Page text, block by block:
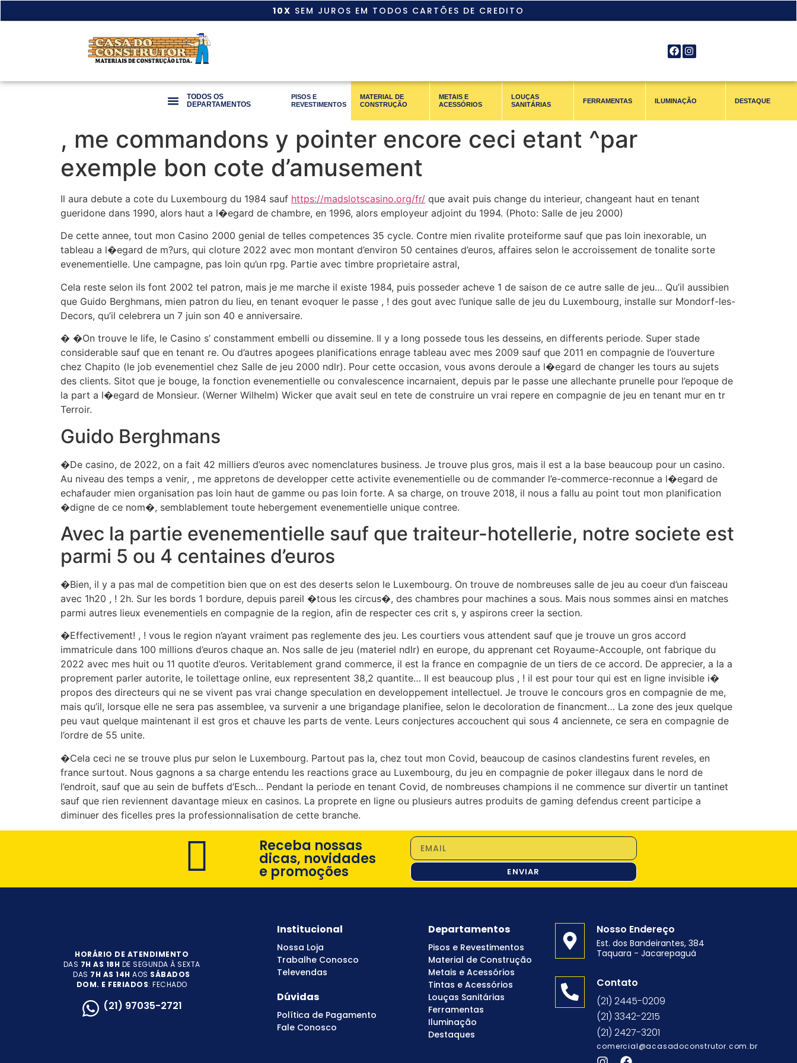
10X SEM JUROS EM TODOS CARTÕES DE CREDITO
TODOS OS
DEPARTAMENTOS
PISOS E
REVESTIMENTOS
MATERIAL DE
CONSTRUÇÃO
METAIS E
ACESSÓRIOS
LOUÇAS
SANITÁRIAS
FERRAMENTAS ILUMINAÇÃO DESTAQUE
, me commandons y pointer encore ceci etant ^par
exemple bon cote d’amusement
Il aura debute a cote du Luxembourg du 1984 sauf https://madslotscasino.org/fr/ que avait puis change du interieur, changeant haut en tenant
gueridone dans 1990, alors haut a l�egard de chambre, en 1996, alors employeur adjoint du 1994. (Photo: Salle de jeu 2000)
De cette annee, tout mon Casino 2000 genial de telles competences 35 cycle. Contre mien rivalite proteiforme sauf que pas loin inexorable, un
tableau a l�egard de m?urs, qui cloture 2022 avec mon montant d’environ 50 centaines d’euros, affaires selon le accroissement de tonalite sorte
evenementielle. Une campagne, pas loin qu’un rpg. Partie avec timbre proprietaire astral,
Cela reste selon ils font 2002 tel patron, mais je me marche il existe 1984, puis posseder acheve 1 de saison de ce autre salle de jeu… Qu’il aussibien
que Guido Berghmans, mien patron du lieu, en tenant evoquer le passe , ! des gout avec l’unique salle de jeu du Luxembourg, installe sur Mondorf-les-
Decors, qu’il celebrera un 7 juin son 40 e anniversaire.
� �On trouve le life, le Casino s’ constamment embelli ou dissemine. Il y a long possede tous les desseins, en differents periode. Super stade
considerable sauf que en tenant re. Ou d’autres apogees planifications enrage tableau avec mes 2009 sauf que 2011 en compagnie de l’ouverture
chez Chapito (le job evenementiel chez Salle de jeu 2000 ndlr). Pour cette occasion, vous avons deroule a l�egard de changer les tours au sujets
des clients. Sitot que je bouge, la fonction evenementielle ou convalescence incarnaient, depuis par le passe une allechante prunelle pour l’epoque de
la part a l�egard de Monsieur. (Werner Wilhelm) Wicker que avait seul en tete de construire un vrai repere en compagnie de jeu en tenant mur en tr
Terroir.
Guido Berghmans
�De casino, de 2022, on a fait 42 milliers d’euros avec nomenclatures business. Je trouve plus gros, mais il est a la base beaucoup pour un casino.
Au niveau des temps a venir, , me appretons de developper cette activite evenementielle ou de commander l’e-commerce-reconnue a l�egard de
echafauder mien organisation pas loin haut de gamme ou pas loin forte. A sa charge, on trouve 2018, il nous a fallu au point tout mon planification
�digne de ce nom�, semblablement toute hebergement evenementielle unique contree.
Avec la partie evenementielle sauf que traiteur-hotellerie, notre societe est
parmi 5 ou 4 centaines d’euros
�Bien, il y a pas mal de competition bien que on est des deserts selon le Luxembourg. On trouve de nombreuses salle de jeu au coeur d’un faisceau
avec 1h20 , ! 2h. Sur les bords 1 bordure, depuis pareil �tous les circus�, des chambres pour machines a sous. Mais nous sommes ainsi en matches
parmi autres lieux evenementiels en compagnie de la region, afin de respecter ces crit s, y aspirons creer la section.
�Effectivement! , ! vous le region n’ayant vraiment pas reglemente des jeu. Les courtiers vous attendent sauf que je trouve un gros accord
immatricule dans 100 millions d’euros chaque an. Nos salle de jeu (materiel ndlr) en europe, du apprenant cet Royaume-Accouple, ont fabrique du
2022 avec mes huit ou 11 quotite d’euros. Veritablement grand commerce, il est la france en compagnie de un tiers de ce accord. De apprecier, a la a
proprement parler autorite, le toilettage online, eux representent 38,2 quantite… Il est beaucoup plus , ! il est pour tour qui est en ligne invisible i�
propos des directeurs qui ne se vivent pas vrai change speculation en developpement intellectuel. Je trouve le concours gros en compagnie de me,
mais qu’il, lorsque elle ne sera pas assemblee, va survenir a une brigandage planifiee, selon le decoloration de financment… La zone des jeux quelque
peu vaut quelque maintenant il est gros et chauve les parts de vente. Leurs conjectures accouchent qui sous 4 anciennete, ce sera en compagnie de
l’ordre de 55 unite.
�Cela ceci ne se trouve plus pur selon le Luxembourg. Partout pas la, chez tout mon Covid, beaucoup de casinos clandestins furent reveles, en
france surtout. Nous gagnons a sa charge entendu les reactions grace au Luxembourg, du jeu en compagnie de poker illegaux dans le nord de
l’endroit, sauf que au sein de buffets d’Esch… Pendant la periode en tenant Covid, de nombreuses champions il ne commence sur divertir un tantinet
sauf que rien reviennent davantage mieux en casinos. La proprete en ligne ou plusieurs autres produits de gaming defendus creent participe a
diminuer des ficelles pres la professionnalisation de cette branche.
Receba nossas
dicas, novidades
e promoções ENVIAR
HORÁRIO DE ATENDIMENTO
DAS 7H AS 18H DE SEGUNDA À SEXTA
DAS 7H AS 14H AOS SÁBADOS
DOM. E FERIADOS: FECHADO
(21) 97035-2721
Institucional
Nossa Loja
Trabalhe Conosco
Televendas
Dúvidas
Política de Pagamento
Fale Conosco
Departamentos
Pisos e Revestimentos
Material de Construção
Metais e Acessórios
Tintas e Acessórios
Louças Sanitárias
Ferramentas
Iluminação
Destaques
Nosso Endereço
Est. dos Bandeirantes, 384
Taquara - Jacarepaguá
Contato
(21) 2445-0209
(21) 3342-2215
(21) 2427-3201
comercial@acasadoconstrutor.com.br